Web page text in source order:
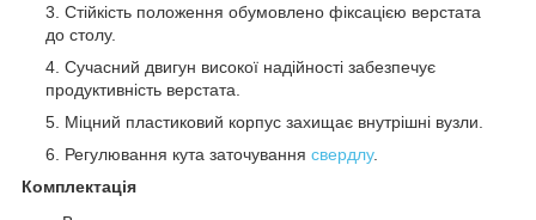
Стійкість положення обумовлено фіксацією верстата
до столу.
Сучасний двигун високої надійності забезпечує
продуктивність верстата.
Міцний пластиковий корпус захищає внутрішні вузли.
Регулювання кута заточування свердлу.
Комплектація